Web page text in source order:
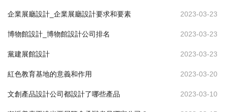
企業展廳設計_企業展廳設計要求和要素 2023-03-23
博物館設計_博物館設計公司排名 2023-03-23
黨建展館設計 2023-03-23
紅色教育基地的意義和作用 2023-03-20
文創產品設計公司都設計了哪些產品 2023-03-10